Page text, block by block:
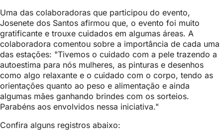
Uma das colaboradoras que participou do evento,
Josenete dos Santos afirmou que, o evento foi muito
gratificante e trouxe cuidados em algumas áreas. A
colaboradora comentou sobre a importância de cada uma
das estações: "Tivemos o cuidado com a pele trazendo a
autoestima para nós mulheres, as pinturas e desenhos
como algo relaxante e o cuidado com o corpo, tendo as
orientações quanto ao peso e alimentação e ainda
algumas mães ganhando brindes com os sorteios.
Parabéns aos envolvidos nessa iniciativa."
Confira alguns registros abaixo: